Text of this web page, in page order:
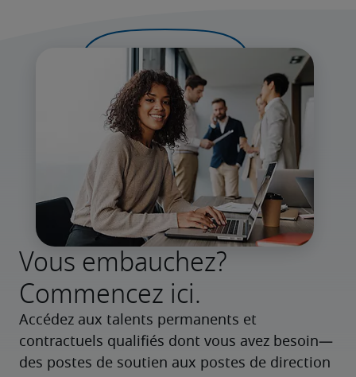
Vous embauchez?
Commencez ici.
Accédez aux talents permanents et
contractuels qualifiés dont vous avez besoin—
des postes de soutien aux postes de direction